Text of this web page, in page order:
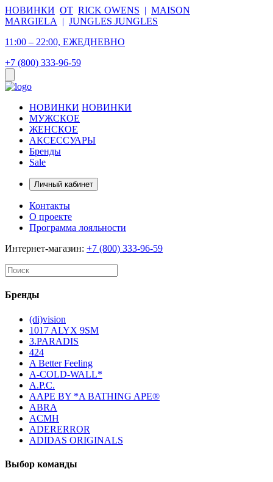
НОВИНКИ ОТ RICK OWENS | MAISON
MARGIELA
| JUNGLES JUNGLES
11:00 – 22:00, ЕЖЕДНЕВНО
+7 (800) 333-96-59
НОВИНКИ НОВИНКИ
МУЖСКОЕ
ЖЕНСКОЕ
АКСЕССУАРЫ
Бренды
Sale
Личный кабинет
Контакты
О проекте
Программа лояльности
Интернет-магазин: +7 (800) 333-96-59
Бренды
(di)vision
1017 ALYX 9SM
3.PARADIS
424
A Better Feeling
A-COLD-WALL*
A.P.C.
AAPE BY *A BATHING APE®
ABRA
ACMH
ADERERROR
ADIDAS ORIGINALS
Выбор команды